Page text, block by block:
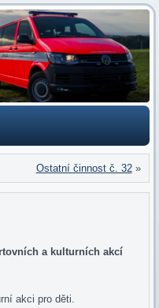
Ostatní činnost č. 32»
a kulturních akcí
akci pro děti.